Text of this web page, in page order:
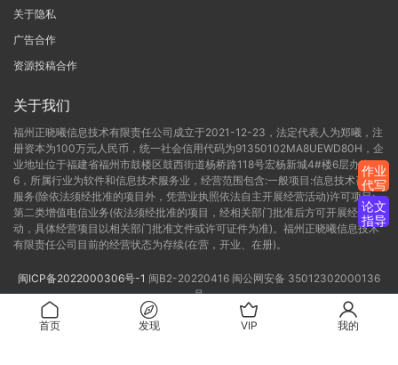
关于隐私
广告合作
资源投稿合作
关于我们
福州正晓曦信息技术有限责任公司成立于2021-12-23，法定代表人为郑曦，注
册资本为100万元人民币，统一社会信用代码为91350102MA8UEWD80H，企
业地址位于福建省福州市鼓楼区鼓西街道杨桥路118号宏杨新城4#楼6层办公C-
6，所属行业为软件和信息技术服务业，经营范围包含:一般项目:信息技术咨询
服务(除依法须经批准的项目外，凭营业执照依法自主开展经营活动)许可项目:
第二类增值电信业务(依法须经批准的项目，经相关部门批准后方可开展经营活
动，具体经营项目以相关部门批准文件或许可证件为准)。福州正晓曦信息技术
有限责任公司目前的经营状态为存续(在营，开业、在册)。
闽ICP备2022000306号-1 闽B2-20220416 闽公网安备 35012302000136
号
作业
代写
论文
指导
首页 发现 VIP 我的